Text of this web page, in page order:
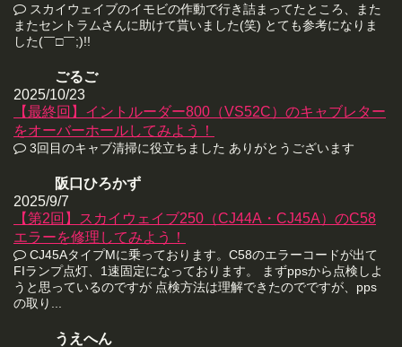
スカイウェイブのイモビの作動で行き詰まってたところ、また
またセントラムさんに助けて貰いました(笑) とても参考になりま
した(￣□￣;)!!
ごるご
2025/10/23
【最終回】イントルーダー800（VS52C）のキャブレター
をオーバーホールしてみよう！
3回目のキャブ清掃に役立ちました ありがとうございます
阪口ひろかず
2025/9/7
【第2回】スカイウェイブ250（CJ44A・CJ45A）のC58
エラーを修理してみよう！
CJ45AタイプMに乗っております。C58のエラーコードが出て
FIランプ点灯、1速固定になっております。 まずppsから点検しよ
うと思っているのですが 点検方法は理解できたのでですが、pps
の取り...
うえへん